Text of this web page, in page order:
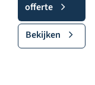
offerte
Bekijken